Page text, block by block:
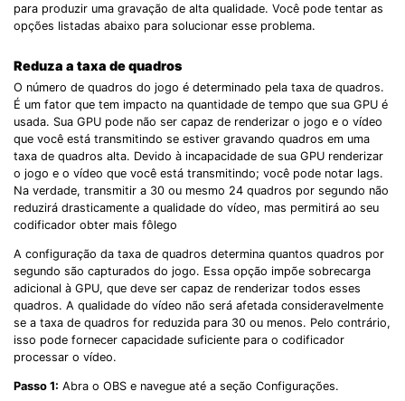
para produzir uma gravação de alta qualidade. Você pode tentar as
opções listadas abaixo para solucionar esse problema.
Reduza a taxa de quadros
O número de quadros do jogo é determinado pela taxa de quadros.
É um fator que tem impacto na quantidade de tempo que sua GPU é
usada. Sua GPU pode não ser capaz de renderizar o jogo e o vídeo
que você está transmitindo se estiver gravando quadros em uma
taxa de quadros alta. Devido à incapacidade de sua GPU renderizar
o jogo e o vídeo que você está transmitindo; você pode notar lags.
Na verdade, transmitir a 30 ou mesmo 24 quadros por segundo não
reduzirá drasticamente a qualidade do vídeo, mas permitirá ao seu
codificador obter mais fôlego
A configuração da taxa de quadros determina quantos quadros por
segundo são capturados do jogo. Essa opção impõe sobrecarga
adicional à GPU, que deve ser capaz de renderizar todos esses
quadros. A qualidade do vídeo não será afetada consideravelmente
se a taxa de quadros for reduzida para 30 ou menos. Pelo contrário,
isso pode fornecer capacidade suficiente para o codificador
processar o vídeo.
Passo 1: Abra o OBS e navegue até a seção Configurações.